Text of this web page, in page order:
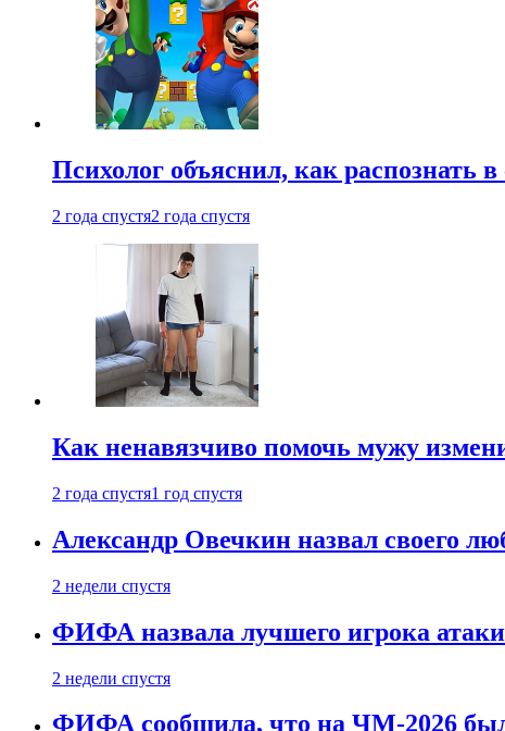
Психолог объяснил, как распознать
2 года спустя2 года спустя
Как ненавязчиво помочь мужу
2 года спустя1 год спустя
Александр Овечкин назвал своего
2 недели спустя
ФИФА назвала лучшего игрока
2 недели спустя
ФИФА сообщила, что на ЧМ-2026 был